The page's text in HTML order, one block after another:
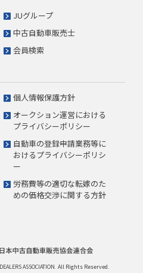
JUグループ
中古自動車販売士
会員検索
個人情報保護方針
オークション運営における
プライバシーポリシー
自動車の登録申請業務等に
おけるプライバシーポリシ
ー
労務費等の適切な転嫁のた
めの価格交渉に関する方針
ASSOCIATION. All Rights Reserved.